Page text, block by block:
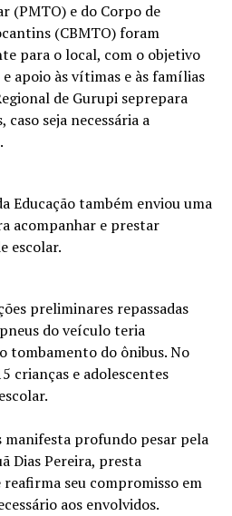
(PMTO) e do Corpo de
(CBMTO) foram
para o local, com o objetivo
apoio às vítimas e às famílias
de Gurupi seprepara
seja necessária a
Educação também enviou uma
acompanhar e prestar
escolar.
preliminares repassadas
do veículo teria
tombamento do ônibus. No
crianças e adolescentes
profundo pesar pela
Dias Pereira, presta
seu compromisso em
aos envolvidos.